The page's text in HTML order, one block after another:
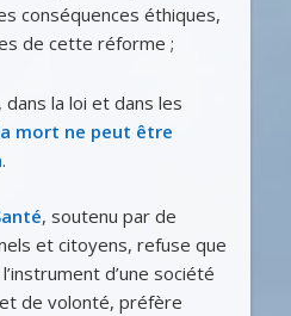
conséquences éthiques,
de cette réforme ;
dans la loi et dans les
mort ne peut être
.
, soutenu par de
et citoyens, refuse que
d’une société
de volonté, préfère